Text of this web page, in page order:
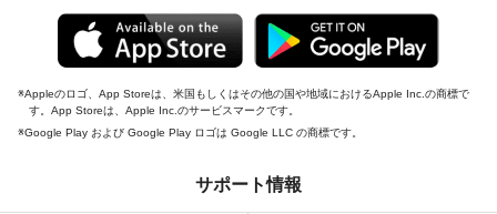
Appleのロゴ、App Storeは、米国もしくはその他の国や地域におけるApple Inc.の商標で
す。App Storeは、Apple Inc.のサービスマークです。
Google Play および Google Play ロゴは Google LLC の商標です。
サポート情報